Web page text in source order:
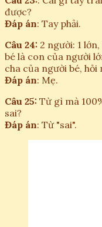
được?
Đáp án: Tay phải.
Câu 24: 2 người: 1
bé là con của người
cha của người bé, hỏi
Đáp án: Mẹ.
Câu 25: Từ gì mà
sai?
Đáp án: Từ "sai".